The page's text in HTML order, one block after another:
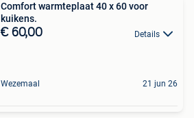
Comfort warmteplaat 40 x 60 voor
kuikens.
€ 60,00 Details
Wezemaal 21 jun 26